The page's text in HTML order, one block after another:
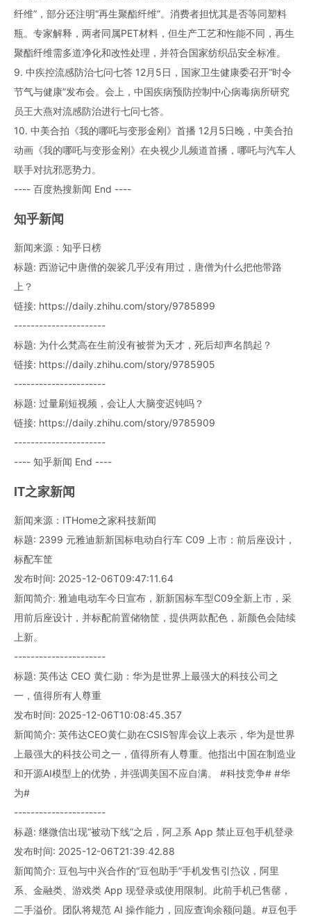
纤维”，部分还注明“再生聚酯纤维”。消费者担忧其是否等同塑料
瓶。专家解释，两者同属PET材料，但生产工艺和性能不同，再生
聚酯纤维需多道净化和改性处理，并符合国家纺织品安全标准。
9. 中疾控流感防治七问七答 12月5日，国家卫生健康委召开“时令
节气与健康”发布会。会上，中国疾病预防控制中心病毒病所研究
员王大燕对流感防治进行七问七答。
10. 中美合拍《我的哪吒与变形金刚》首播 12月5日晚，中美合拍
动画《我的哪吒与变形金刚》在央视少儿频道首播，哪吒与汽车人
联手对抗邪恶势力。
---- 百度热搜新闻 End ----
知乎新闻
新闻来源：知乎日榜
标题: 西游记中唐僧的袈裟几乎没有用过，唐僧为什么把他带路
上？
链接: https://daily.zhihu.com/story/9785899
----------------------
标题: 为什么梵高在生前没有被誉为天才，死后却声名鹊起？
链接: https://daily.zhihu.com/story/9785905
----------------------
标题: 过量刷短视频，会让人大脑变迟钝吗？
链接: https://daily.zhihu.com/story/9785909
----------------------
---- 知乎新闻 End ----
IT之家新闻
新闻来源：ITHome之家科技新闻
标题: 2399 元雅迪新新国标电动自行车 C09 上市：前后座设计，
标配车筐
发布时间: 2025-12-06T09:47:11.64
新闻简介: 雅迪电动车今日宣布，新新国标车型C09全新上市，采
用前后座设计，并标配前置储物筐，提供两款配色，新颜色会陆续
上新。
----------------------
标题: 英伟达 CEO 黄仁勋：华为是世界上最强大的科技公司之
一，值得所有人尊重
发布时间: 2025-12-06T10:08:45.357
新闻简介: 英伟达CEO黄仁勋在CSIS智库会议上表示，华为是世界
上最强大的科技公司之一，值得所有人尊重。他指出中国在制造业
和开源AI模型上的优势，并强调美国不应自满。 #科技竞争# #华
为#
----------------------
标题: 继微信出现“被动下线”之后，阿里系 App 禁止豆包手机登录
发布时间: 2025-12-06T21:39:42.88
新闻简介: 豆包与中兴合作的“豆包助手”手机发售引热议，阿里
系、金融类、游戏类 App 现登录或使用限制。此前手机已售罄，
二手溢价。团队将规范 AI 操作能力，回应查询余额问题。#豆包手